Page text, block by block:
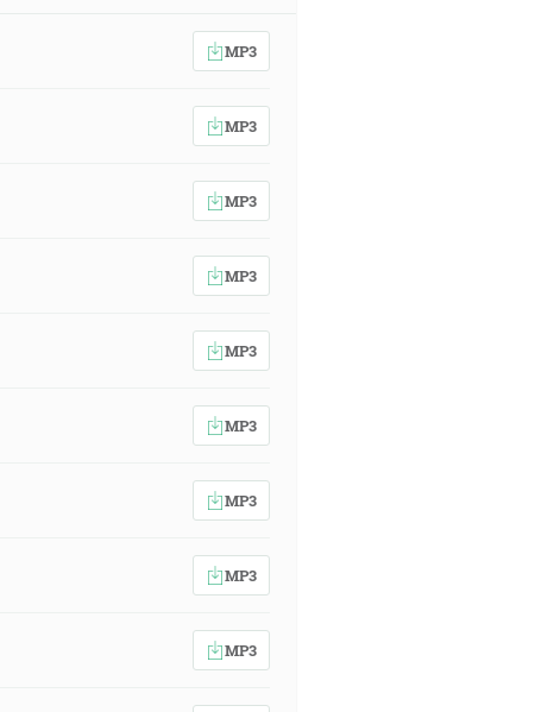
MP3
MP3
MP3
MP3
MP3
MP3
MP3
MP3
MP3